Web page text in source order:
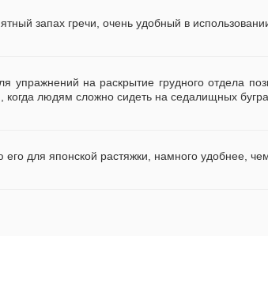
запах гречи, очень удобный в
упражнений на раскрытие грудного отдела
когда людям сложно сидеть на седалищных
для японской растяжки, намного удобнее,